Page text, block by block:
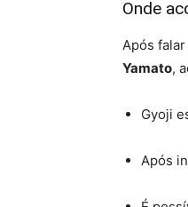
Onde
Após
Yamato,
Gyoji
Após